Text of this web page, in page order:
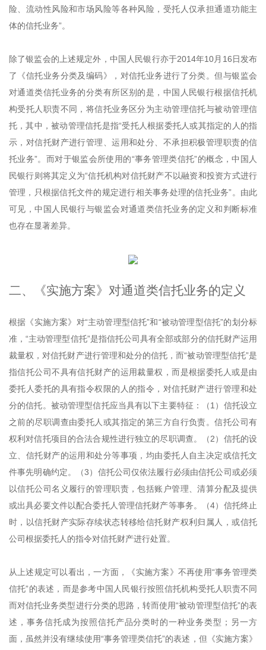
险、流动性风险和市场风险等各种风险，受托人仅承担通道功能主
体的信托业务”。
除了银监会的上述规定外，中国人民银行亦于2014年10月16日发布
了《信托业务分类及编码》，对信托业务进行了分类。但与银监会
对通道类信托业务的分类有所区别的是，中国人民银行根据信托机
构受托人职责不同，将信托业务区分为主动管理信托与被动管理信
托，其中，被动管理信托是指“受托人根据委托人或其指定的人的指
示，对信托财产进行管理、运用和处分、不承担积极管理职责的信
托业务”。而对于银监会所使用的“事务管理类信托”的概念，中国人
民银行则将其定义为“信托机构对信托财产不以融资和投资方式进行
管理，只根据信托文件的规定进行相关事务处理的信托业务”。由此
可见，中国人民银行与银监会对通道类信托业务的定义和判断标准
也存在显著差异。
二、《实施方案》对通道类信托业务的定义
根据《实施方案》对“主动管理型信托”和“被动管理型信托”的划分标
准，“主动管理型信托”是指信托公司具有全部或部分的信托财产运用
裁量权，对信托财产进行管理和处分的信托，而“被动管理型信托”是
指信托公司不具有信托财产的运用裁量权，而是根据委托人或是由
委托人委托的具有指令权限的人的指令，对信托财产进行管理和处
分的信托。被动管理型信托应当具有以下主要特征：（1）信托设立
之前的尽职调查由委托人或其指定的第三方自行负责。信托公司有
权利对信托项目的合法合规性进行独立的尽职调查。（2）信托的设
立、信托财产的运用和处分等事项，均由委托人自主决定或信托文
件事先明确约定。（3）信托公司仅依法履行必须由信托公司或必须
以信托公司名义履行的管理职责，包括账户管理、清算分配及提供
或出具必要文件以配合委托人管理信托财产等事务。（4）信托终止
时，以信托财产实际存续状态转移给信托财产权利归属人，或信托
公司根据委托人的指令对信托财产进行处置。
从上述规定可以看出，一方面，《实施方案》不再使用“事务管理类
信托”的表述，而是参考中国人民银行按照信托机构受托人职责不同
而对信托业务类型进行分类的思路，转而使用“被动管理型信托”的表
述，事务信托成为按照信托产品分类时的一种业务类型；另一方
面，虽然并没有继续使用“事务管理类信托”的表述，但《实施方案》